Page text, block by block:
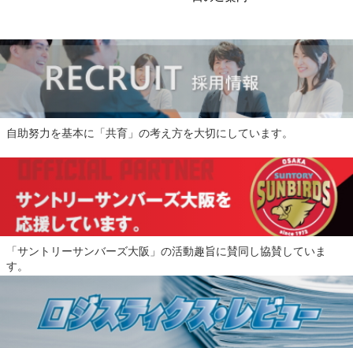
自助努力を基本に「共育」の考え方を大切にしています。
「サントリーサンバーズ大阪」の活動趣旨に賛同し協賛していま
す。